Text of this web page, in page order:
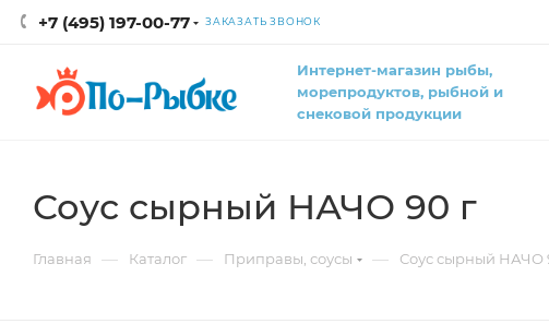
+7 (495) 197-00-77 ЗАКАЗАТЬ ЗВОНОК
Интернет-магазин рыбы,
морепродуктов, рыбной и
снековой продукции
Соус сырный НАЧО 90 г
Главная — Каталог — Приправы, соусы — Соус сырный НАЧО